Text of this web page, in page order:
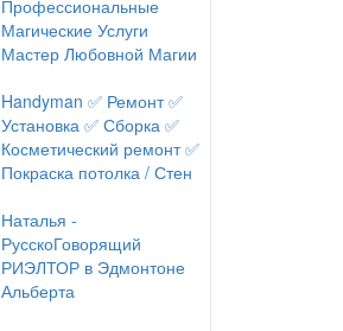
Профессиональные
Магические Услуги
Мастер Любовной Магии
Handyman ✅ Ремонт ✅
Установка ✅ Сборка ✅
Косметический ремонт ✅
Покраска потолка / Стен
Наталья -
РусскоГоворящий
РИЭЛТОР в Эдмонтоне
Альберта